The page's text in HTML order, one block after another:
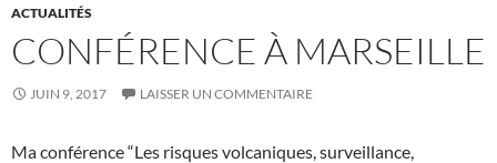
ACTUALITÉS
CONFÉRENCE À MARSEILLE
JUIN 9, 2017 LAISSER UN COMMENTAIRE
Ma conférence “Les risques volcaniques, surveillance,